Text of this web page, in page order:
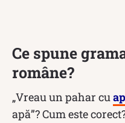
Ce spune
române?
„Vreau un pahar cu
apă”? Cum este